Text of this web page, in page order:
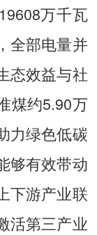
万千瓦
全部电量并
态效益与社
煤约5.90万
力绿色低碳
够有效带动
下游产业联
活第三产业